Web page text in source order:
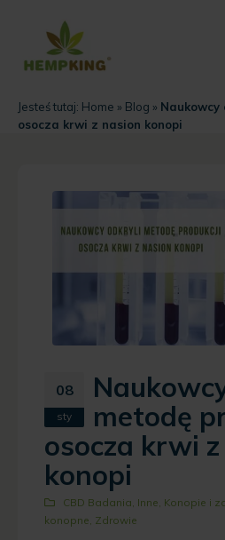
Jesteś tutaj: Home » Blog »
osocza krwi z nasion konopi
08
sty
metodę
osocza krwi
konopi
CBD Badania Inne Konopie i
konopne Zdrowie